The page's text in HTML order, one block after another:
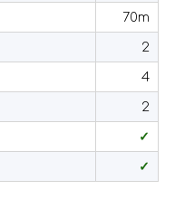
70m
2
4
2
✓
✓